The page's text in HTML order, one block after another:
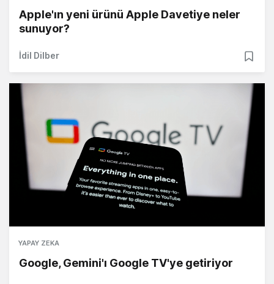
Apple'ın yeni ürünü Apple Davetiye neler
sunuyor?
İdil Dilber
YAPAY ZEKA
Google, Gemini'ı Google TV'ye getiriyor